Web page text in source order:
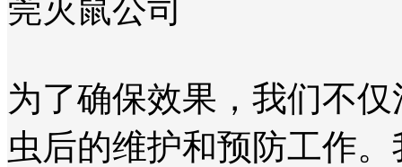
为了确保效果，我们不
虫后的维护和预防工作